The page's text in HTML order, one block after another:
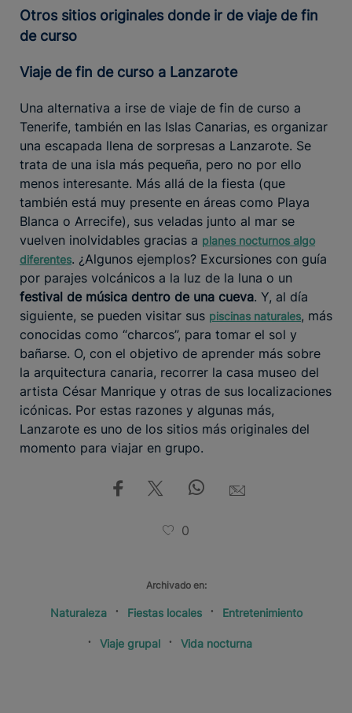
Otros sitios originales donde ir de viaje de fin
de curso
Viaje de fin de curso a Lanzarote
Una alternativa a irse de viaje de fin de curso a
Tenerife, también en las Islas Canarias, es organizar
una escapada llena de sorpresas a Lanzarote. Se
trata de una isla más pequeña, pero no por ello
menos interesante. Más allá de la fiesta (que
también está muy presente en áreas como Playa
Blanca o Arrecife), sus veladas junto al mar se
vuelven inolvidables gracias a planes nocturnos algo
diferentes. ¿Algunos ejemplos? Excursiones con guía
por parajes volcánicos a la luz de la luna o un
festival de música dentro de una cueva. Y, al día
siguiente, se pueden visitar sus piscinas naturales, más
conocidas como “charcos”, para tomar el sol y
bañarse. O, con el objetivo de aprender más sobre
la arquitectura canaria, recorrer la casa museo del
artista César Manrique y otras de sus localizaciones
icónicas. Por estas razones y algunas más,
Lanzarote es uno de los sitios más originales del
momento para viajar en grupo.
0
Archivado en:
Naturaleza Fiestas locales Entretenimiento
Viaje grupal Vida nocturna